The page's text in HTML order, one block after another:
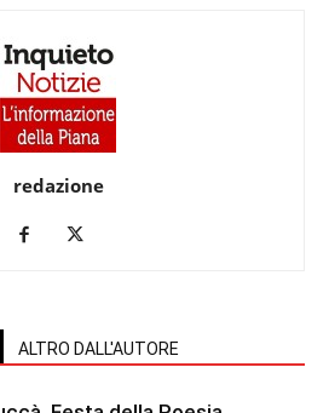
redazione
ALTRO DALL'AUTORE